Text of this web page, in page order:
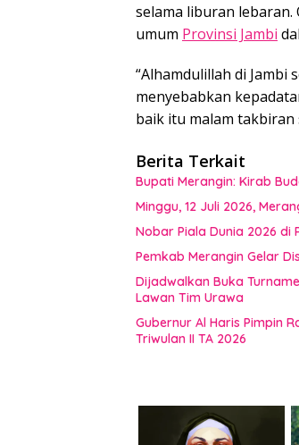
selama liburan
umum Provinsi Jambi
“Alhamdulillah di
menyebabkan
baik itu malam takbiran
Berita Terkait
Bupati Merangin: Kirab
Minggu, 12 Juli 2026,
Nobar Piala Dunia 2026 di
Pemkab Merangin Gelar
Dijadwalkan Buka
Lawan Tim Urawa
Gubernur Al Haris Pimpin
Triwulan II TA 2026